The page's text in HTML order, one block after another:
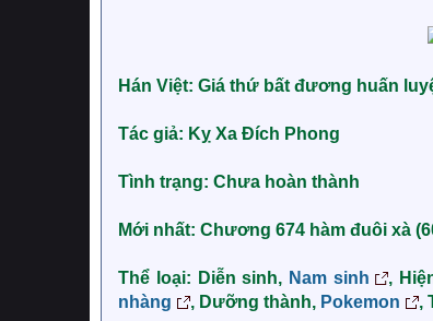
Hán Việt: Giá thứ bất đương huấn
Tác giả: Kỵ Xa Đích Phong
Tình trạng: Chưa hoàn thành
Mới nhất: Chương 674 hàm đuôi xà
Thể loại: Diễn sinh, Nam sinh ,
nhàng
, Dưỡng thành, Pokemon ,